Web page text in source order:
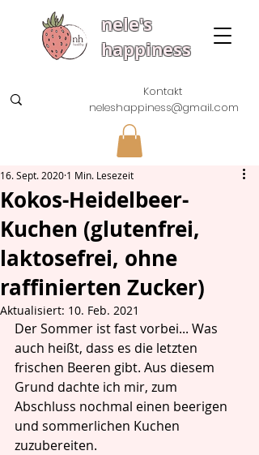
nele's
happiness
Kontakt
neleshappiness@gmail.com
Kokos-Heidelbeer-
Kuchen (glutenfrei,
laktosefrei, ohne
raffinierten Zucker)
16. Sept. 2020 1 Min. Lesezeit
Aktualisiert: 10. Feb. 2021
Der Sommer ist fast vorbei... Was
auch heißt, dass es die letzten
frischen Beeren gibt. Aus diesem
Grund dachte ich mir, zum
Abschluss nochmal einen beerigen
und sommerlichen Kuchen
zuzubereiten.